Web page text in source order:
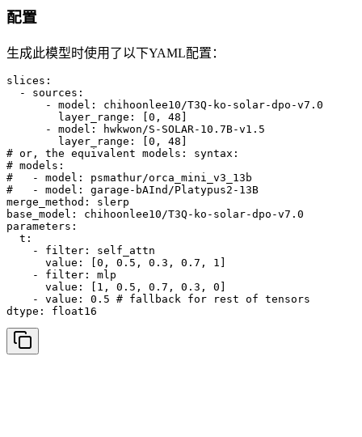
配置
生成此模型时使用了以下YAML配置：
slices:
  - sources:
      - model: chihoonlee10/T3Q-ko-solar-dpo-v7.0
        layer_range: [0, 48]
      - model: hwkwon/S-SOLAR-10.7B-v1.5
        layer_range: [0, 48]
# or, the equivalent models: syntax:
# models:
#   - model: psmathur/orca_mini_v3_13b
#   - model: garage-bAInd/Platypus2-13B
merge_method: slerp
base_model: chihoonlee10/T3Q-ko-solar-dpo-v7.0
parameters:
  t:
    - filter: self_attn
      value: [0, 0.5, 0.3, 0.7, 1]
    - filter: mlp
      value: [1, 0.5, 0.7, 0.3, 0]
    - value: 0.5 # fallback for rest of tensors